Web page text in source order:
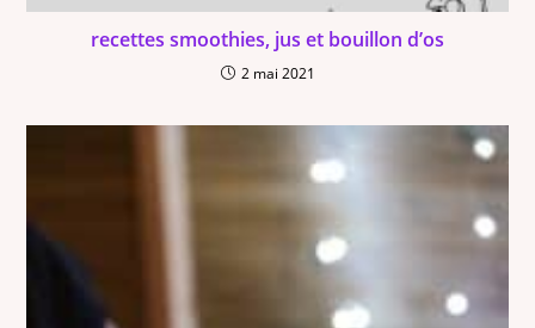
recettes smoothies, jus et bouillon d’os
2 mai 2021